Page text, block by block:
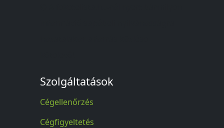
Szolgáltatások
Cégellenőrzés
Cégfigyeltetés